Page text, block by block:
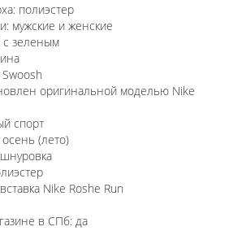
полиэстер
мужские и женские
зеленым
оригинальной моделью Nike
спорт
(лето)
Nike Roshe Run
в СПб: да